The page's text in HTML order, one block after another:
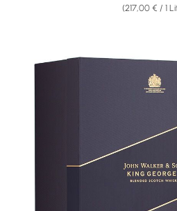
(217,00 € / 1